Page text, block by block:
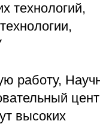
технологий,
работу,
высоких